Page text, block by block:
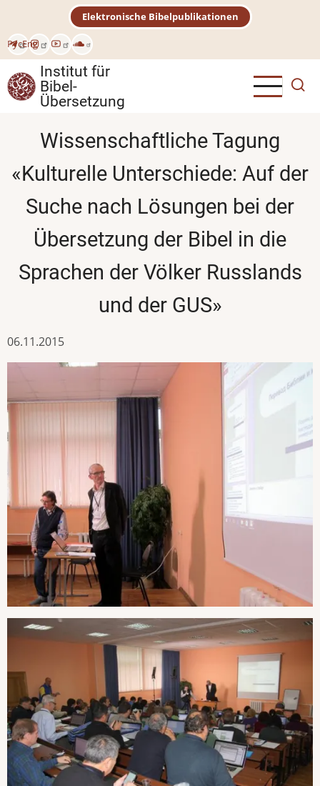
Inhalt
РусEng
Elektronische Bibelpublikationen
Institut für
Bibel-
Übersetzung
Wissenschaftliche Tagung
«Kulturelle Unterschiede: Auf der
Suche nach Lösungen bei der
Übersetzung der Bibel in die
Sprachen der Völker Russlands
und der GUS»
06.11.2015